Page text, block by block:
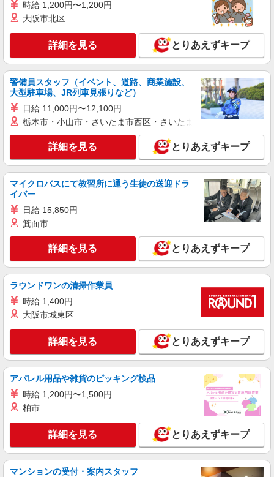
1夜勤：25500円〜28050円 ※資格・経験によ
る
埼玉県川越市
キープ 詳細を見る
正社員
グループホーム ソラスト川越/1180000034-019
介護職員（ヘルパー）（役職なし）
月給252,620円〜263,145円（経験・能力等に
よる） ＜給与補足＞夜勤5回分（53,420〜53,945
円）含む。※夜勤1回あたり10,684〜10,789円（深
夜割増＋夜勤手当）
埼玉県川越市鯨井1136-1
キープ 詳細を見る
（株）ウィルオブ・ワークCW 大宮支店/ms110101
生活サポート
時給1400円 ◆前払い・日払い・週払いOK
埼玉県川越市川越駅・本川越駅周辺
キープ 詳細を見る
（株）ウィルオブ・ワークCW 大宮支店/ms110101
高齢者向けマンションstaff
時給1650円 ◆前払い・日払い・週払いOK
キープ 詳細を見る
アルバイト パート 派遣社員 紹介予定派遣
日研トータルソーシング株式会社 メディカルケア事業部/大宮オフィ
時給 1,200円〜1,200円
大阪市北区
詳細を見る とりあえずキープ
警備員スタッフ（イベント、道路、商業施設、
大型駐車場、JR列車見張りなど）
日給 11,000円〜12,100円
栃木市・小山市・さいたま市西区・さいたま市岩槻区・久喜市・
詳細を見る とりあえずキープ
マイクロバスにて教習所に通う生徒の送迎ドラ
イバー
日給 15,850円
箕面市
詳細を見る とりあえずキープ
ラウンドワンの清掃作業員
時給 1,400円
大阪市城東区
詳細を見る とりあえずキープ
アパレル用品や雑貨のピッキング検品
時給 1,200円〜1,500円
柏市
詳細を見る とりあえずキープ
マンションの受付・案内スタッフ